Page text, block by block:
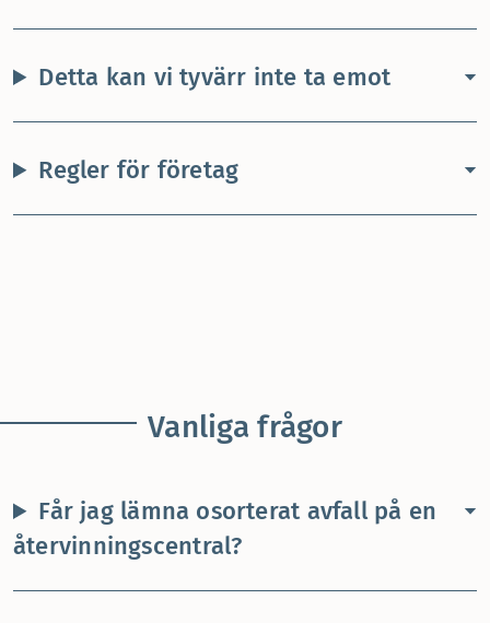
Detta kan vi tyvärr inte ta emot
Regler för företag
Vanliga frågor
Får jag lämna osorterat avfall på en
återvinningscentral?